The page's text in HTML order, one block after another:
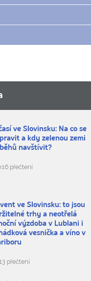
ve Slovinsku: Na co se
a kdy zelenou zemi
navštívit?
přečtení
ve Slovinsku: to jsou
trhy a neotřelá
výzdoba v Lublani i
vesnička a víno v
přečtení